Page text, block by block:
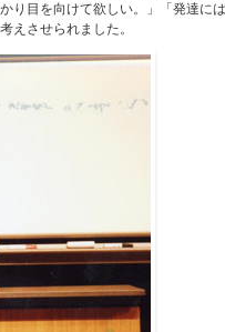
り目を向けて欲しい。」「発達に
えさせられました。